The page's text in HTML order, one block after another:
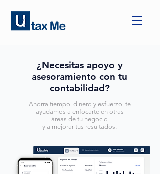
¿Necesitas apoyo y
asesoramiento con tu
contabilidad?
Ahorra tiempo, dinero y esfuerzo, te
ayudamos a enfocarte en otras
áreas de tu negocio
y a mejorar tus resultados.